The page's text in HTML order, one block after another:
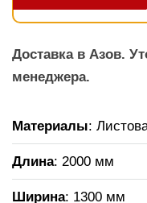
Доставка в Азов.
менеджера.
Материалы:
Длина: 2000 мм
Ширина: 1300 мм